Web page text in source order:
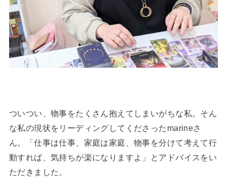
ついつい、物事をたくさん抱えてしまいがちな私。そん
な私の現状をリーディングしてくださったmarineさ
ん。「仕事は仕事、家庭は家庭、物事を分けて考えて行
動すれば、気持ちが楽になりますよ」とアドバイスをい
ただきました。